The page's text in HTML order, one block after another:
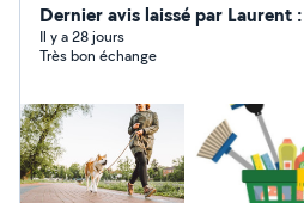
Dernier avis laissé par Laurent
Il y a 28 jours
Très bon échange